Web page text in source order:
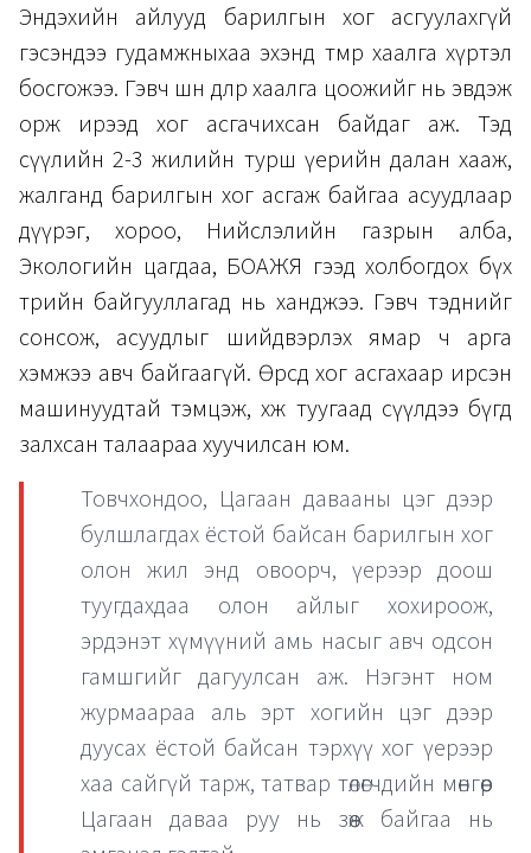
Эндэхийн айлууд барилгын хог асгуулахгүй
гэсэндээ гудамжныхаа эхэнд төмөр хаалга хүртэл
босгожээ. Гэвч шөнө дөлөөр хаалга цоожийг нь эвдэж
орж ирээд хог асгачихсан байдаг аж. Тэд
сүүлийн 2-3 жилийн турш үерийн далан хааж,
жалганд барилгын хог асгаж байгаа асуудлаар
дүүрэг, хороо, Нийслэлийн газрын алба,
Экологийн цагдаа, БОАЖЯ гээд холбогдох бүх
төрийн байгууллагад нь ханджээ. Гэвч тэднийг
сонсож, асуудлыг шийдвэрлэх ямар ч арга
хэмжээ авч байгаагүй. Өөрсдөө хог асгахаар ирсэн
машинуудтай тэмцэж, хөөж туугаад сүүлдээ бүгд
залхсан талаараа хуучилсан юм.
Товчхондоо, Цагаан давааны цэг дээр
булшлагдах ёстой байсан барилгын хог
олон жил энд овоорч, үерээр доош
туугдахдаа олон айлыг хохироож,
эрдэнэт хүмүүний амь насыг авч одсон
гамшгийг дагуулсан аж. Нэгэнт ном
журмаараа аль эрт хогийн цэг дээр
дуусах ёстой байсан тэрхүү хог үерээр
хаа сайгүй тарж, татвар төлөгчдийн мөнгөөр
Цагаан даваа руу нь зөөж байгаа нь